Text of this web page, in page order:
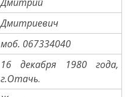
Дмитриевич
моб. 067334040
16 декабря 1980 года,
г.Отачь.